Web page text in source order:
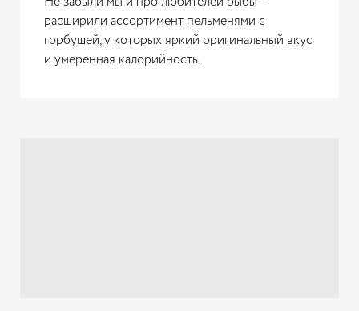
расширили ассортимент пельменями с
горбушей, у которых яркий оригинальный вкус
и умеренная калорийность.